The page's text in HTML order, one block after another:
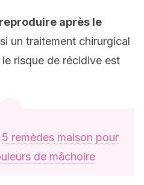
après le
un traitement chirurgical
risque de récidive est
5 remèdes maison pour
de mâchoire